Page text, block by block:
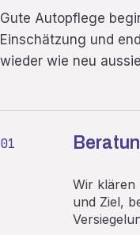
Gute Autopflege
Einschätzung und
wieder wie neu
01
Wir klären
und Ziel,